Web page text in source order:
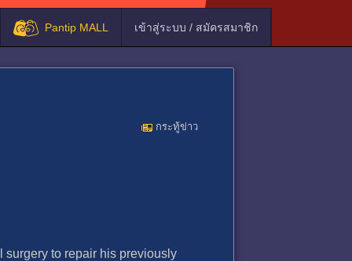
Pantip MALL เข้าสู่ระบบ / สมัครสมาชิก
กระทู้ข่าว
to repair his previously